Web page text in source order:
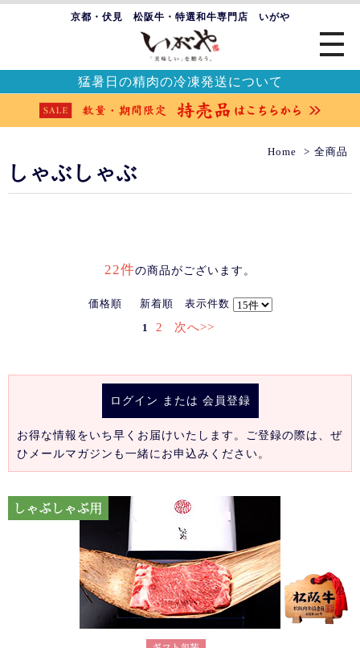
京都・伏見 松阪牛・特選和牛専門店 いがや
猛暑日の精肉の冷凍発送について
Home 全商品
しゃぶしゃぶ
22件の商品がございます。
価格順 新着順 表示件数
1 2 次へ>>
ログイン または 会員登録
お得な情報をいち早くお届けいたします。ご登録の際は、ぜ
ひメールマガジンも一緒にお申込みください。